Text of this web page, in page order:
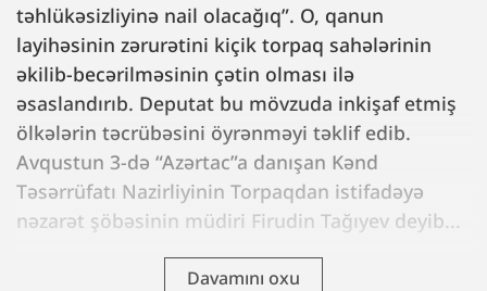
təhlükəsizliyinə nail olacağıq”. O, qanun
layihəsinin zərurətini kiçik torpaq sahələrinin
əkilib-becərilməsinin çətin olması ilə
əsaslandırıb. Deputat bu mövzuda inkişaf etmiş
ölkələrin təcrübəsini öyrənməyi təklif edib.
Avqustun 3-də “Azərtac”a danışan Kənd
Təsərrüfatı Nazirliyinin Torpaqdan istifadəyə
nəzarət şöbəsinin müdiri Firudin Tağıyev deyib...
Davamını oxu